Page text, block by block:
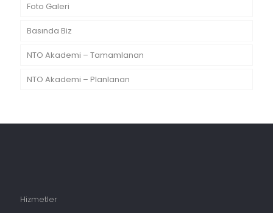
Foto Galeri
Basında Biz
NTO Akademi – Tamamlanan
NTO Akademi – Planlanan
Hizmetler